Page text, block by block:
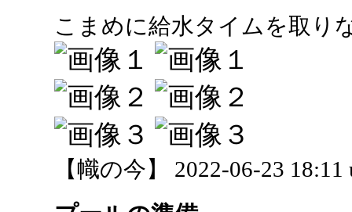
こまめに給水タイムを取り
【幟の今】 2022-06-23 18:11